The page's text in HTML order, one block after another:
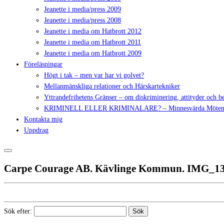
Jeanette i media/press 2009
Jeanette i media/press 2008
Jeanette i media om Hatbrott 2012
Jeanette i media om Hatbrott 2011
Jeanette i media om Hatbrott 2009
Föreläsningar
Högt i tak – men var har vi golvet?
Mellanmänskliga relationer och Härskartekniker
Yttrandefrihetens Gränser – om diskriminering, attityder och
KRIMINELL ELLER KRIMINALARE? – Minnesvärda
Kontakta mig
Uppdrag
Carpe Courage AB. Kävlinge Kommun.
Sök efter: